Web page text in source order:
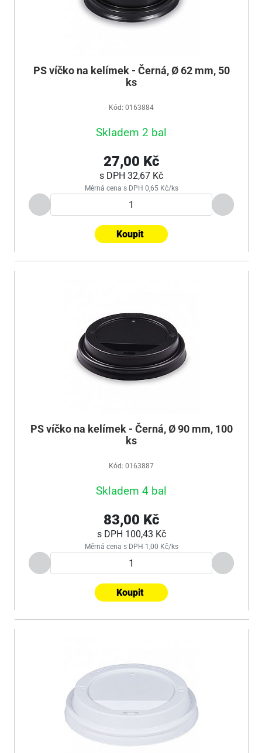
PS víčko na kelímek - Černá, Ø 62 mm, 50
ks
Kód: 0163884
Skladem 2 bal
27,00 Kč
s DPH 32,67 Kč
Měrná cena s DPH 0,65 Kč/ks
Koupit
PS víčko na kelímek - Černá, Ø 90 mm, 100
ks
Kód: 0163887
Skladem 4 bal
83,00 Kč
s DPH 100,43 Kč
Měrná cena s DPH 1,00 Kč/ks
Koupit